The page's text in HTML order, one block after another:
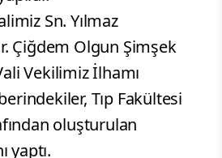
Üniversitesi Tıp
1 öğrencileri tarafından
“Beyaz Önlük